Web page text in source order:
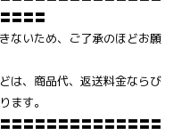
〓〓〓
ないため、ご了承のほどお願
は、商品代、返送料金ならび
ます。
〓〓〓〓〓〓〓〓〓〓〓〓〓